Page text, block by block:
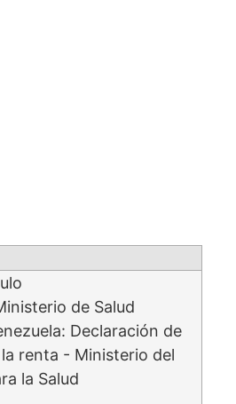
de Salud
Declaración de
renta - Ministerio del
la Salud